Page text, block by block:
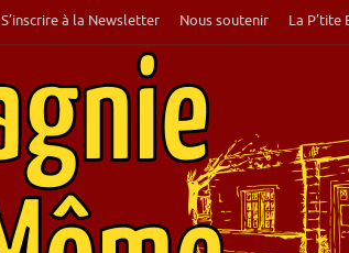
S’inscrire à la Newsletter Nous soutenir La P’tite